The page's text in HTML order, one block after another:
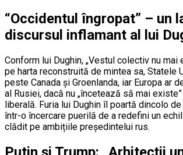
“Occidentul îngropat” – un
discursul inflamant al lui
Conform lui Dughin, „Vestul colectiv nu mai
pe harta reconstruită de mintea sa, Statele
peste Canada și Groenlanda, iar Europa ar
al Rusiei, dacă nu „încetează să mai
liberală. Furia lui Dughin îl poartă dincolo
într-o încercare puerilă de a redefini un
clădit pe ambițiile președintelui rus.